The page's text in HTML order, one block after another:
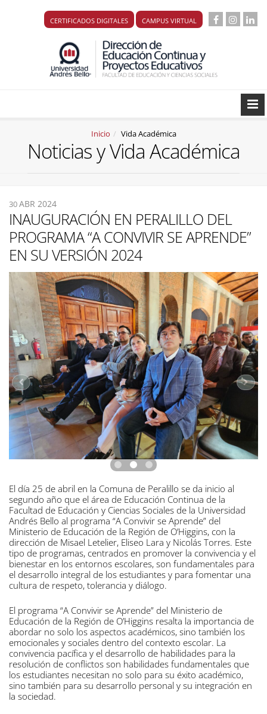
CERTIFICADOS DIGITALES CAMPUS VIRTUAL
Inicio Vida Académica
Noticias y Vida Académica
30ABR 2024
INAUGURACIÓN EN PERALILLO DEL
PROGRAMA “A CONVIVIR SE APRENDE”
EN SU VERSIÓN 2024
El día 25 de abril en la Comuna de Peralillo se da inicio al
segundo año que el área de Educación Continua de la
Facultad de Educación y Ciencias Sociales de la Universidad
Andrés Bello al programa “A Convivir se Aprende” del
Ministerio de Educación de la Región de O’Higgins, con la
dirección de Misael Letelier, Eliseo Lara y Nicolás Torres. Este
tipo de programas, centrados en promover la convivencia y el
bienestar en los entornos escolares, son fundamentales para
el desarrollo integral de los estudiantes y para fomentar una
cultura de respeto, tolerancia y diálogo.
El programa “A Convivir se Aprende” del Ministerio de
Educación de la Región de O’Higgins resalta la importancia de
abordar no solo los aspectos académicos, sino también los
emocionales y sociales dentro del contexto escolar. La
convivencia pacífica y el desarrollo de habilidades para la
resolución de conflictos son habilidades fundamentales que
los estudiantes necesitan no solo para su éxito académico,
sino también para su desarrollo personal y su integración en
la sociedad.